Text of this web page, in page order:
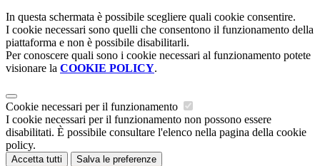
In questa schermata è possibile scegliere quali cookie consentire.
I cookie necessari sono quelli che consentono il funzionamento della
piattaforma e non è possibile disabilitarli.
Per conoscere quali sono i cookie necessari al funzionamento potete
visionare la COOKIE POLICY.
Cookie necessari per il funzionamento
I cookie necessari per il funzionamento non possono essere
disabilitati. È possibile consultare l'elenco nella pagina della cookie
policy.
Accetta tutti Salva le preferenze